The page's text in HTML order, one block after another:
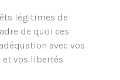
légitimes de
de quoi ces
avec vos
vos libertés